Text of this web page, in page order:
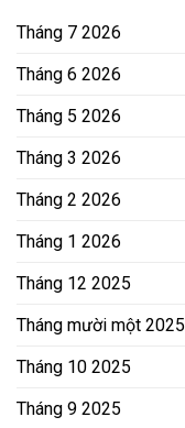
Tháng 7 2026
Tháng 6 2026
Tháng 5 2026
Tháng 3 2026
Tháng 2 2026
Tháng 1 2026
Tháng 12 2025
Tháng mười một 2025
Tháng 10 2025
Tháng 9 2025